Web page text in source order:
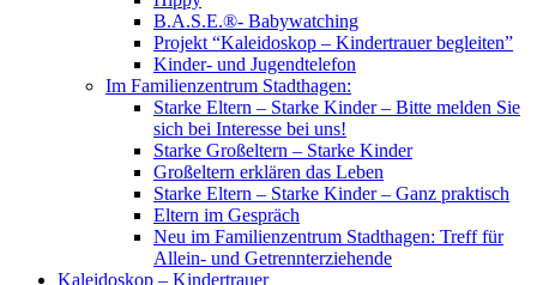
B.A.S.E.®- Babywatching
Projekt “Kaleidoskop – Kindertrauer begleiten”
Kinder- und Jugendtelefon
Im Familienzentrum Stadthagen:
Starke Eltern – Starke Kinder – Bitte melden Sie
sich bei Interesse bei uns!
Starke Großeltern – Starke Kinder
Großeltern erklären das Leben
Starke Eltern – Starke Kinder – Ganz praktisch
Eltern im Gespräch
Neu im Familienzentrum Stadthagen: Treff für
Allein- und Getrennterziehende
Kaleidoskop – Kindertrauer